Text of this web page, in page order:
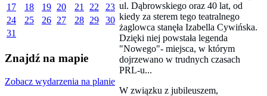
17
18 19 20 21 22
23
24
25 26 27 28 29
30
31
Znajdź na mapie
Zobacz wydarzenia na planie
ul. Dąbrowskiego oraz 40 lat, od
kiedy za sterem tego teatralnego
żaglowca stanęła Izabella Cywińska.
Dzięki niej powstała legenda
"Nowego"- miejsca, w którym
dojrzewano w trudnych czasach
PRL-u...
W związku z jubileuszem,